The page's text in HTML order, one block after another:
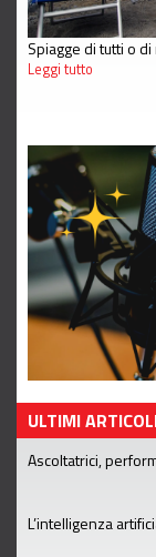
Spiagge di tutti o
Leggi tutto
ULTIMI
Ascoltatrici,
L’intelligenza